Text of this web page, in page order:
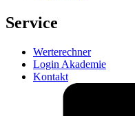
Service
Werterechner
Login Akademie
Kontakt